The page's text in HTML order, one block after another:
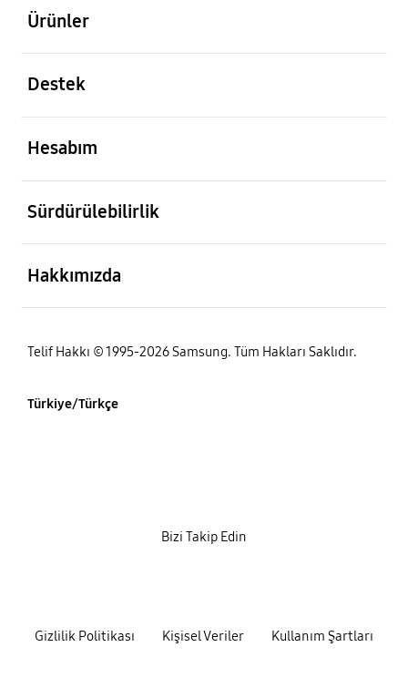
Ürünler
Destek
Hesabım
Sürdürülebilirlik
Hakkımızda
Telif Hakkı © 1995-2026 Samsung. Tüm Hakları Saklıdır.
Türkiye/Türkçe
Gizlilik Politikası Kişisel Veriler Kullanım Şartları
Bizi Takip Edin